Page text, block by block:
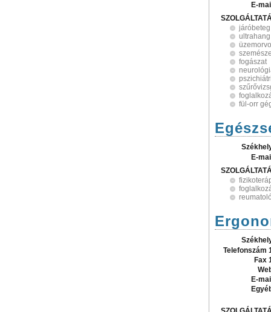
E-
fogászat
fül-orr
E-
Telefonszám
Fax
E-